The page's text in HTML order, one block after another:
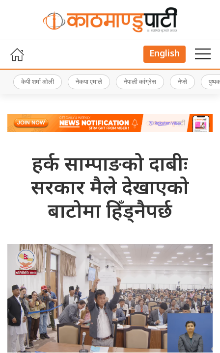
English
केपी शर्मा ओली नेकपा एमाले नेपाली कांग्रेस नेप्से
हर्क साम्पाङको दाबीः
सरकार मैले देखाएको
बाटोमा हिँड्नैपर्छ